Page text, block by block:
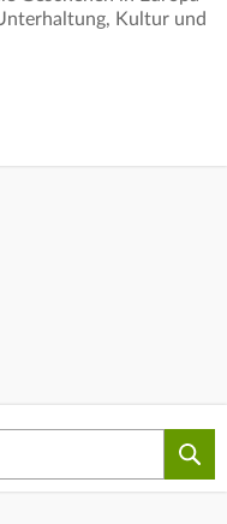
Kultur und